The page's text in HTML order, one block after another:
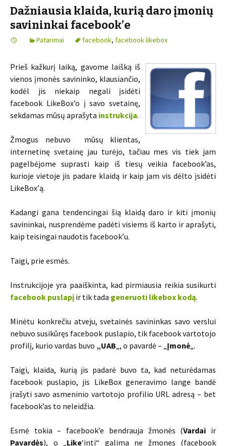
Dažniausia klaida, kurią daro įmonių
savininkai facebook’e
Patarimai facebook, facebook likebox
Prieš kažkurį laiką, gavome laišką iš
vienos įmonės savininko, klausiančio,
kodėl jis niekaip negali įsidėti
facebook LikeBox’o į savo svetainę,
sekdamas mūsų aprašyta instrukcija.
Žmogus nebuvo mūsų klientas,
internetinę svetainę jau turėjo, tačiau mes vis tiek jam
pagelbėjome suprasti kaip iš tiesų veikia facebook’as,
kurioje vietoje jis padare klaidą ir kaip jam vis dėlto įsidėti
LikeBox’ą.
Kadangi gana tendencingai šią klaidą daro ir kiti įmonių
savininkai, nusprendėme padėti visiems iš karto ir aprašyti,
kaip teisingai naudotis facebook’u.
Taigi, prie esmės.
Instrukcijoje yra paaiškinta, kad pirmiausia reikia susikurti
facebook puslapį ir tik tada generuoti likebox kodą.
Minėtu konkrečiu atveju, svetainės savininkas savo verslui
nebuvo susikūręs facebook puslapio, tik facebook vartotojo
profilį, kurio vardas buvo „UAB„, o pavardė – „Įmonė„.
Taigi, klaida, kurią jis padarė buvo ta, kad neturėdamas
facebook puslapio, jis LikeBox generavimo lange bandė
įrašyti savo asmeninio vartotojo profilio URL adresą – bet
facebook’as to neleidžia.
Esmė tokia – facebook’e bendrauja žmonės (Vardai ir
Pavardės), o „Like‘inti“ galima ne žmones (facebook